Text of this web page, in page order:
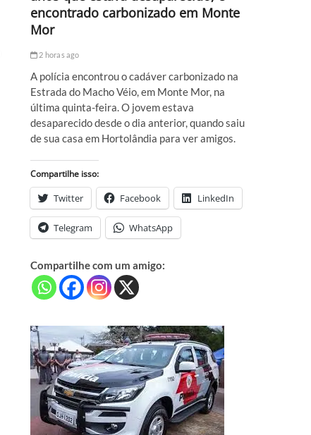
encontrado carbonizado em Monte
Mor
2 horas ago
A polícia encontrou o cadáver carbonizado na
Estrada do Macho Véio, em Monte Mor, na
última quinta-feira. O jovem estava
desaparecido desde o dia anterior, quando saiu
de sua casa em Hortolândia para ver amigos.
Compartilhe isso:
Twitter Facebook LinkedIn
Telegram WhatsApp
Compartilhe com um amigo: